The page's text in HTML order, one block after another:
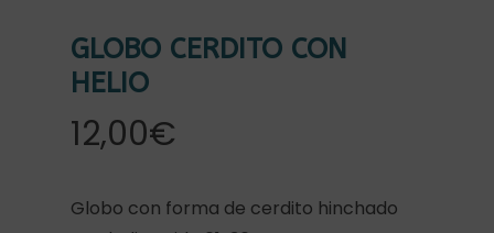
GLOBO CERDITO CON
HELIO
12,00€
Globo con forma de cerdito hinchado